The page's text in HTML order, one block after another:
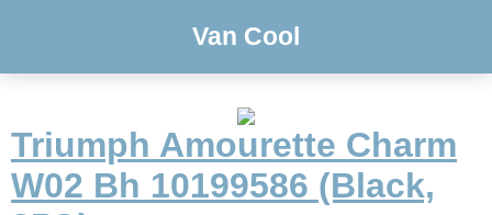
Van Cool
Triumph Amourette Charm
W02 Bh 10199586 (Black,